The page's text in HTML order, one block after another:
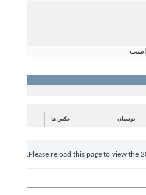
است
دوستان عکس ها
Please reload this page to view the